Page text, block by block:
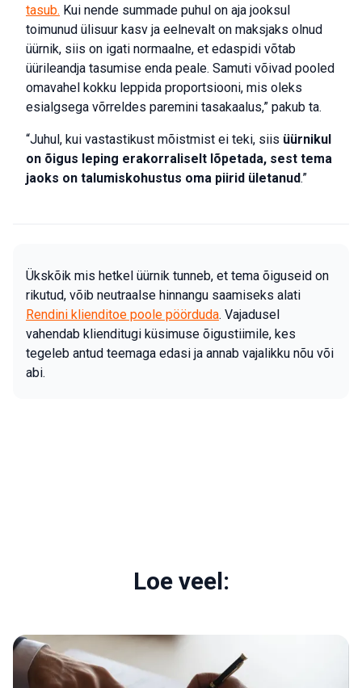
tasub. Kui nende summade puhul on aja jooksul
toimunud ülisuur kasv ja eelnevalt on maksjaks olnud
üürnik, siis on igati normaalne, et edaspidi võtab
üürileandja tasumise enda peale. Samuti võivad pooled
omavahel kokku leppida proportsiooni, mis oleks
esialgsega võrreldes paremini tasakaalus,” pakub ta.
“Juhul, kui vastastikust mõistmist ei teki, siis üürnikul
on õigus leping erakorraliselt lõpetada, sest tema
jaoks on talumiskohustus oma piirid ületanud.”
Ükskõik mis hetkel üürnik tunneb, et tema õiguseid on
rikutud, võib neutraalse hinnangu saamiseks alati
Rendini klienditoe poole pöörduda. Vajadusel
vahendab klienditugi küsimuse õigustiimile, kes
tegeleb antud teemaga edasi ja annab vajalikku nõu või
abi.
Loe veel: